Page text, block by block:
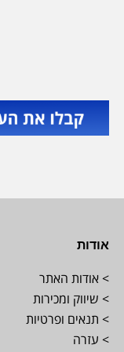
אודות
> אודות האתר
> שיווק ומכירות
> תנאים ופרטיות
> עזרה